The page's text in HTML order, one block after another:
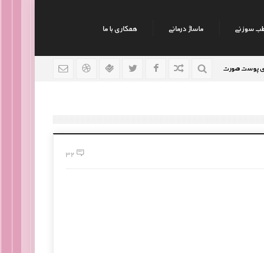
سوزنی ماساژ درمانی همکاری با ما
9 سال قبل نکات جالب روانشناسی رژیم افراد سوداوی
32